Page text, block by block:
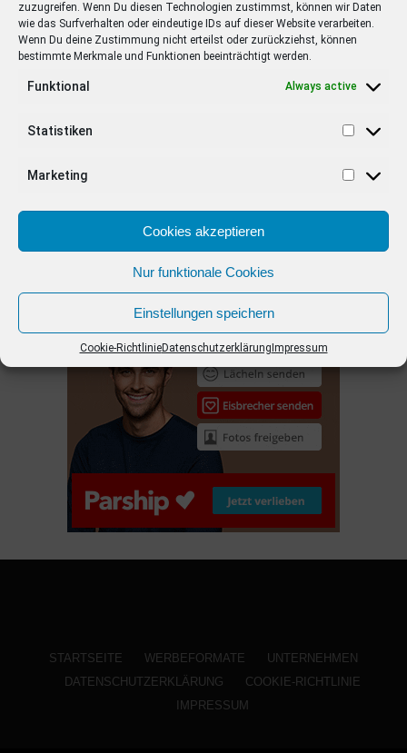
zuzugreifen. Wenn Du diesen Technologien zustimmst, können wir Daten
wie das Surfverhalten oder eindeutige IDs auf dieser Website verarbeiten.
Wenn Du deine Zustimmung nicht erteilst oder zurückziehst, können
bestimmte Merkmale und Funktionen beeinträchtigt werden.
Funktional Always active
Statistiken
Marketing
Cookies akzeptieren
Nur funktionale Cookies
Einstellungen speichern
Cookie-RichtlinieDatenschutzerklärung Impressum
STARS 6 years ago
Simon Gosejohann und Paul Janke in “Die!
Herz! Schlag! Show!” auf ProSieben
Barbara Schöneberger Moderatorin
von “Verstehen Sie Spaß?”
STARTSEITE WERBEFORMATE
UNTERNEHMEN
DATENSCHUTZERKLÄRUNG
COOKIE-RICHTLINIE
IMPRESSUM